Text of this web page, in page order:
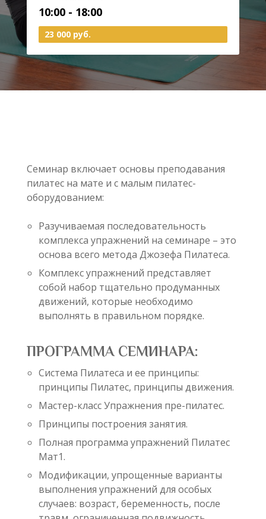
10:00 - 18:00
23 000 руб.
Семинар включает основы преподавания
пилатес на мате и с малым пилатес-
оборудованием:
Разучиваемая последовательность
комплекса упражнений на семинаре – это
основа всего метода Джозефа Пилатеса.
Комплекс упражнений представляет
собой набор тщательно продуманных
движений, которые необходимо
выполнять в правильном порядке.
ПРОГРАММА СЕМИНАРА:
Система Пилатеса и ее принципы:
принципы Пилатес, принципы движения.
Мастер-класс Упражнения пре-пилатес.
Принципы построения занятия.
Полная программа упражнений Пилатес
Мат1.
Модификации, упрощенные варианты
выполнения упражнений для особых
случаев: возраст, беременность, после